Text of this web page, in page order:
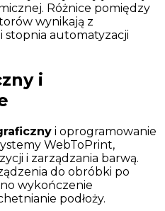
Różnice pomiędzy
wynikają z
stopnia automatyzacji
i
i oprogramowanie
WebToPrint,
i zarządzania barwą.
do obróbki po
wykończenie
podłoży.